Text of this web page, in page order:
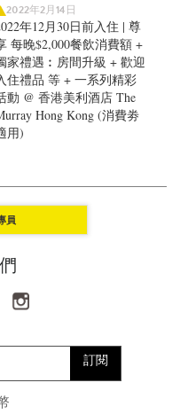
2022年2月14日
年12月30日前入住 | 尊
每晚$2,000餐飲消費額 +
家禮遇︰房間升級 + 歡迎
住禮品 等 + 一系列精彩
動 @ 香港美利酒店 The
Hong Kong (消費劵
用)
員
訂閱